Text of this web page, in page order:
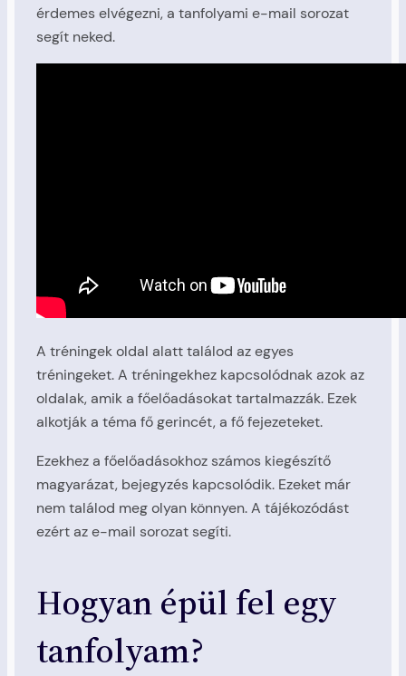
érdemes elvégezni, a tanfolyami e-mail sorozat
segít neked.
A tréningek oldal alatt találod az egyes
tréningeket. A tréningekhez kapcsolódnak azok az
oldalak, amik a főelőadásokat tartalmazzák. Ezek
alkotják a téma fő gerincét, a fő fejezeteket.
Ezekhez a főelőadásokhoz számos kiegészítő
magyarázat, bejegyzés kapcsolódik. Ezeket már
nem találod meg olyan könnyen. A tájékozódást
ezért az e-mail sorozat segíti.
Hogyan épül fel egy
tanfolyam?